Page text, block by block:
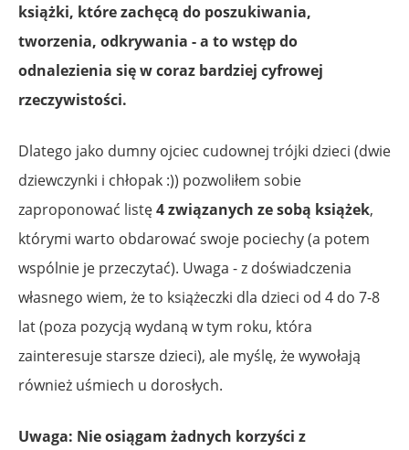
książki, które zachęcą do poszukiwania,
tworzenia, odkrywania - a to wstęp do
odnalezienia się w coraz bardziej cyfrowej
rzeczywistości.
Dlatego jako dumny ojciec cudownej trójki dzieci (dwie
dziewczynki i chłopak :)) pozwoliłem sobie
zaproponować listę4 związanych ze sobą książek,
którymi warto obdarować swoje pociechy (a potem
wspólnie je przeczytać). Uwaga - z doświadczenia
własnego wiem, że to książeczki dla dzieci od 4 do 7-8
lat (poza pozycją wydaną w tym roku, która
zainteresuje starsze dzieci), ale myślę, że wywołają
również uśmiech u dorosłych.
Uwaga: Nie osiągam żadnych korzyści z